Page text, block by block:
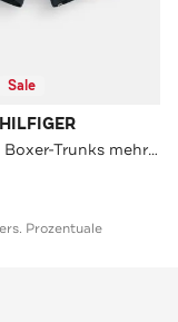
Sale
2er-Pack Boxer-Trunks mehrfarbig
Prozentuale